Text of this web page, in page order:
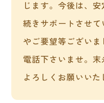
じます。今後は、
続きサポートさせ
やご要望等ござい
電話下さいませ。
よろしくお願いいた